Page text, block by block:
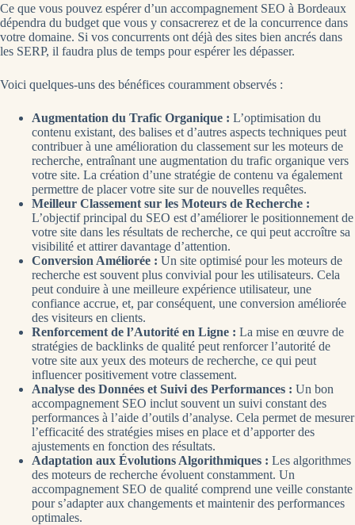
Ce que vous pouvez espérer d’un accompagnement SEO à Bordeaux
dépendra du budget que vous y consacrerez et de la concurrence dans
votre domaine. Si vos concurrents ont déjà des sites bien ancrés dans
les SERP, il faudra plus de temps pour espérer les dépasser.
Voici quelques-uns des bénéfices couramment observés :
Augmentation du Trafic Organique : L’optimisation du
contenu existant, des balises et d’autres aspects techniques peut
contribuer à une amélioration du classement sur les moteurs de
recherche, entraînant une augmentation du trafic organique vers
votre site. La création d’une stratégie de contenu va également
permettre de placer votre site sur de nouvelles requêtes.
Meilleur Classement sur les Moteurs de Recherche :
L’objectif principal du SEO est d’améliorer le positionnement de
votre site dans les résultats de recherche, ce qui peut accroître sa
visibilité et attirer davantage d’attention.
Conversion Améliorée : Un site optimisé pour les moteurs de
recherche est souvent plus convivial pour les utilisateurs. Cela
peut conduire à une meilleure expérience utilisateur, une
confiance accrue, et, par conséquent, une conversion améliorée
des visiteurs en clients.
Renforcement de l’Autorité en Ligne : La mise en œuvre de
stratégies de backlinks de qualité peut renforcer l’autorité de
votre site aux yeux des moteurs de recherche, ce qui peut
influencer positivement votre classement.
Analyse des Données et Suivi des Performances : Un bon
accompagnement SEO inclut souvent un suivi constant des
performances à l’aide d’outils d’analyse. Cela permet de mesurer
l’efficacité des stratégies mises en place et d’apporter des
ajustements en fonction des résultats.
Adaptation aux Évolutions Algorithmiques : Les algorithmes
des moteurs de recherche évoluent constamment. Un
accompagnement SEO de qualité comprend une veille constante
pour s’adapter aux changements et maintenir des performances
optimales.